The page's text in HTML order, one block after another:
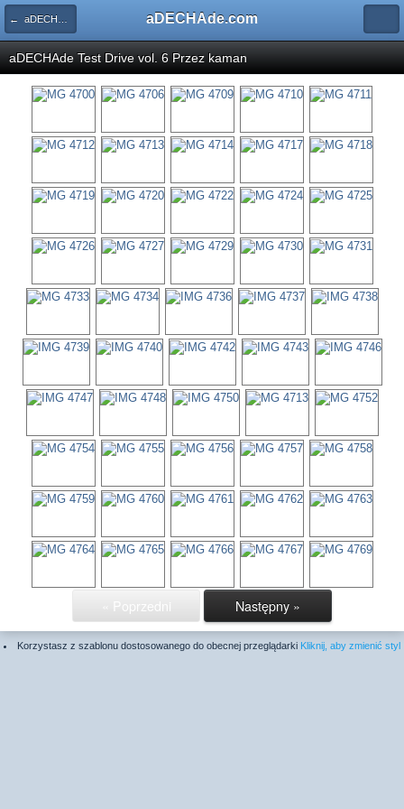
← aDECHAde.com TestDRIVE vol.3 aDECHAde.com
aDECHAde Test Drive vol. 6 Przez kaman
« Poprzedni Następny »
Korzystasz z szablonu dostosowanego do obecnej przeglądarki Kliknij, aby zmienić styl